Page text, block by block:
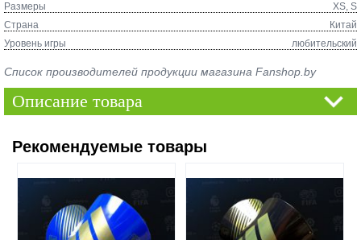
Размеры
XS, S
Страна
Китай
Уровень игры
любительский
Список производителей продукции магазина Fanshop.by
Описание товара
Рекомендуемые товары